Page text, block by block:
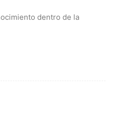
dentro de la